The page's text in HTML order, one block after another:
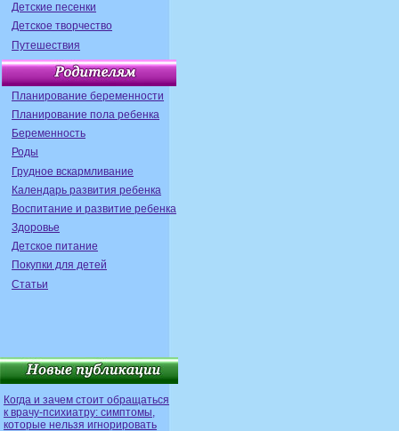
Детские песенки
Детское творчество
Путешествия
Планирование беременности
Планирование пола ребенка
Беременность
Роды
Грудное вскармливание
Календарь развития ребенка
Воспитание и развитие ребенка
Здоровье
Детское питание
Покупки для детей
Статьи
Когда и зачем стоит обращаться
к врачу-психиатру: симптомы,
которые нельзя игнорировать